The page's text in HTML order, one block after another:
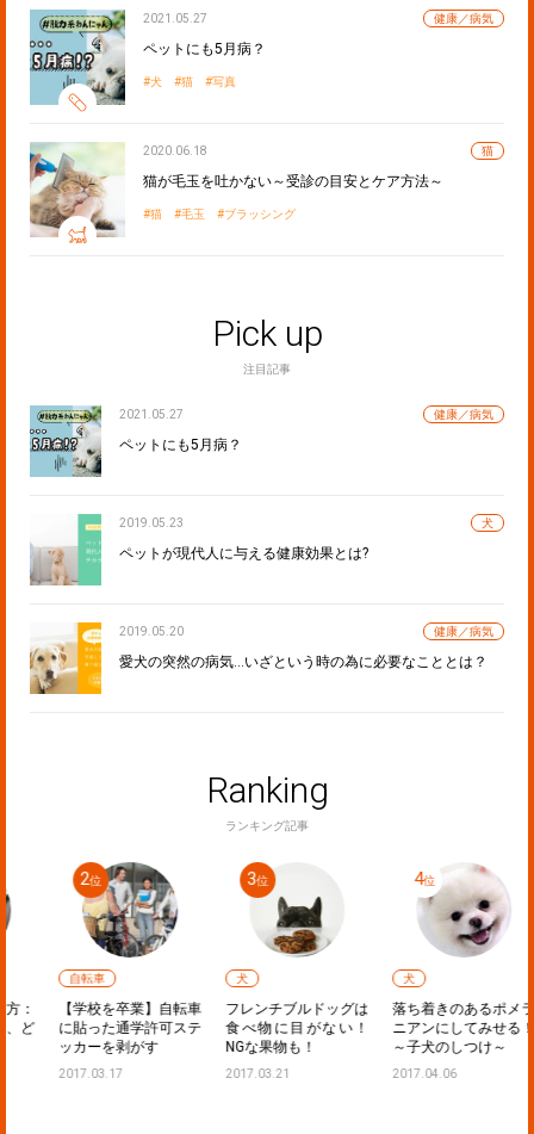
2021.05.27 健康／病気
ペットにも5月病？
犬 猫 写真
2020.06.18 猫
猫が毛玉を吐かない～受診の目安とケア方法～
猫 毛玉 ブラッシング
Pick up
注目記事
2021.05.27 健康／病気
ペットにも5月病？
2019.05.23 犬
ペットが現代人に与える健康効果とは?
2019.05.20 健康／病気
愛犬の突然の病気…いざという時の為に必要なこととは？
Ranking
ランキング記事
自転車
【学校を卒業】自転車
に貼った通学許可ステ
ッカーを剥がす
2017.03.17
フレンチブルドッグは
食べ物に目がない！
NGな果物も！
2017.03.21
落ち着きのあるポメラ
ニアンにしてみせる！
～子犬のしつけ～
2017.04.06